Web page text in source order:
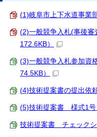
(1)岐阜市上下水道事業
(2)一般競争入札(事後審
172.6KB）
(3)一般競争入札参加資
74.5KB）
(4)技術提案書の提出依
(5)技術提案書 様式1号
技術提案書 チェックシ